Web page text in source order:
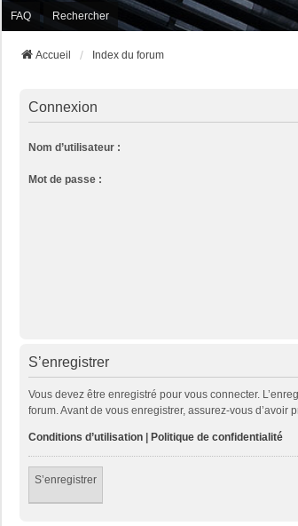
FAQ Rechercher
Accueil Index du forum
Connexion
Nom d’utilisateur :
Mot de passe :
S’enregistrer
Vous devez être enregistré pour vous connecter.
forum. Avant de vous enregistrer, assurez-vous
Conditions d’utilisation | Politique de confidentialité
S’enregistrer